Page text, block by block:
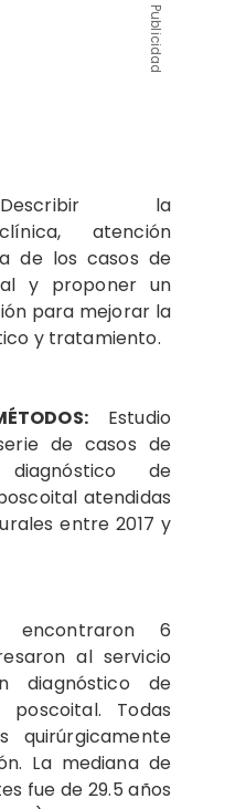
Publicidad
Describir la
atención
de los casos de
y proponer un
para mejorar la
y tratamiento.
Estudio
de casos de
de
atendidas
entre 2017 y
encontraron 6
al servicio
diagnóstico de
poscoital. Todas
quirúrgicamente
La mediana de
fue de 29.5 años